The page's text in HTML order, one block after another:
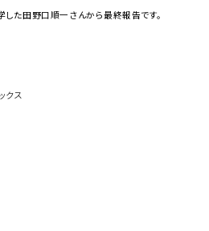
した田野口順一さんから最終報告です。
クス